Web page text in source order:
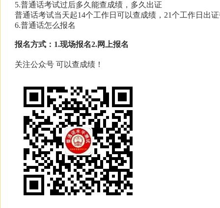
5.普通话考试过后多久能查成绩，多久出证
普通话考试当天起14个工作日可以查成绩，21个工作日出
6.普通话怎么报名
报名方式： 1.现场报名2.网上报名
关注公众号 可以查成绩！